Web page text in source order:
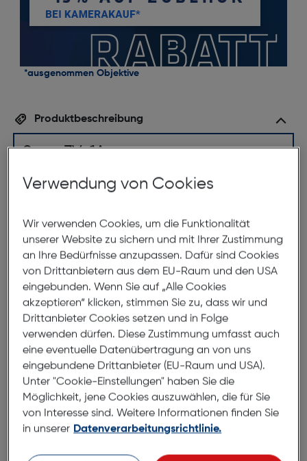
*ausgenommen Objektive
Produktbeschreibung
Sony ZV-1A
Taschenformat ist eine leichte und
kompakte "All-in-One"-Lösung.
ACHTUNG: Aufgrund EU-
Ladegeräteregulierung wurde die Mikro-USB-
Ladefunktion sowie die Wi-Fi Funktionalität
bei diesem Modell deaktiviert. Es befindet
sich ein externes Ladegerät im Lieferumfang.
Mit der Vlog-Kamera ZV-1 präsentiert Sony ein
neu entwickeltes Konzept, das speziell auf die
Bedürfnisse von Vloggern zugeschnitten ist.
Die ZV-1 wurde von Grund auf für Content-Creator
benutzerfreundliche Funktionen mit beispielloser
Verwendung von Cookies
Wir verwenden Cookies, um die Funktionalität
unserer Website zu sichern und mit Ihrer Zustimmung
an Ihre Bedürfnisse anzupassen. Dafür sind Cookies
von Drittanbietern aus dem EU-Raum und den USA
eingebunden. Wenn Sie auf „Alle Cookies
akzeptieren“ klicken, stimmen Sie zu, dass wir und
Drittanbieter Cookies setzen und in Folge
verwenden dürfen. Diese Zustimmung umfasst auch
eine eventuelle Datenübertragung an von uns
eingebundene Drittanbieter (EU-Raum und USA).
Unter "Cookie-Einstellungen" haben Sie die
Möglichkeit, jene Cookies auszuwählen, die für Sie
von Interesse sind. Weitere Informationen finden Sie
in unserer Datenverarbeitungsrichtlinie.